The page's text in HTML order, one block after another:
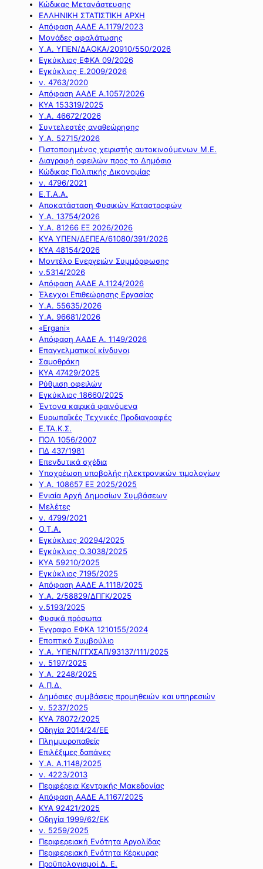
Κώδικας Μετανάστευσης
ΕΛΛΗΝΙΚΗ ΣΤΑΤΙΣΤΙΚΗ ΑΡΧΗ
Απόφαση ΑΑΔΕ Α.1179/2023
Μονάδες αφαλάτωσης
Υ.Α. ΥΠΕΝ/ΔΑΟΚΑ/20910/550/2026
Εγκύκλιος ΕΦΚΑ 09/2026
Εγκύκλιος Ε.2009/2026
ν. 4763/2020
Απόφαση ΑΑΔΕ Α.1057/2026
ΚΥΑ 153319/2025
Υ.Α. 46672/2026
Συντελεστές αναθεώρησης
Υ.Α. 52715/2026
Πιστοποιημένος χειριστής αυτοκινούμενων Μ.Ε.
Διαγραφή οφειλών προς το Δημόσιο
Κώδικας Πολιτικής Δικονομίας
ν. 4796/2021
Ε.Τ.Α.Α.
Αποκατάσταση Φυσικών Καταστροφών
Υ.Α. 13754/2026
Υ.Α. 81266 ΕΞ 2026/2026
ΚΥΑ ΥΠΕΝ/ΔΕΠΕΑ/61080/391/2026
ΚΥΑ 48154/2026
Μοντέλο Ενεργειών Συμμόρφωσης
ν.5314/2026
Απόφαση ΑΑΔΕ Α.1124/2026
Έλεγχοι Επιθεώρησης Εργασίας
Υ.Α. 55635/2026
Υ.Α. 96681/2026
«Ergani»
Απόφαση ΑΑΔΕ Α. 1149/2026
Επαγγελματικοί κίνδυνοι
Σαμοθράκη
ΚΥΑ 47429/2025
Ρύθμιση οφειλών
Εγκύκλιος 18660/2025
Έντονα καιρικά φαινόμενα
Ευρωπαϊκές Τεχνικές Προδιαγραφές
Ε.ΤΑ.Κ.Σ.
ΠΟΛ 1056/2007
ΠΔ 437/1981
Επενδυτικά σχέδια
Υποχρέωση υποβολής ηλεκτρονικών τιμολογίων
Υ.Α. 108657 ΕΞ 2025/2025
Ενιαία Αρχή Δημοσίων Συμβάσεων
Μελέτες
ν. 4799/2021
Ο.Τ.Α.
Εγκύκλιος 20294/2025
Εγκύκλιος Ο.3038/2025
ΚΥΑ 59210/2025
Εγκύκλιος 7195/2025
Απόφαση ΑΑΔΕ Α.1118/2025
Υ.Α. 2/58829/ΔΠΓΚ/2025
ν.5193/2025
Φυσικά πρόσωπα
Έγγραφο ΕΦΚΑ 1210155/2024
Εποπτικό Συμβούλιο
Υ.Α. ΥΠΕΝ/ΓΓΧΣΑΠ/93137/111/2025
ν. 5197/2025
Υ.Α. 2248/2025
Α.Π.Δ.
Δημόσιες συμβάσεις προμηθειών και υπηρεσιών
ν. 5237/2025
ΚΥΑ 78072/2025
Οδηγία 2014/24/ΕΕ
Πλημμυροπαθείς
Επιλέξιμες δαπάνες
Υ.Α. Α.1148/2025
ν. 4223/2013
Περιφέρεια Κεντρικής Μακεδονίας
Απόφαση ΑΑΔΕ Α.1167/2025
ΚΥΑ 92421/2025
Οδηγία 1999/62/ΕΚ
ν. 5259/2025
Περιφερειακή Ενότητα Αργολίδας
Περιφερειακή Ενότητα Κέρκυρας
Προϋπολογισμοί Δ. Ε.